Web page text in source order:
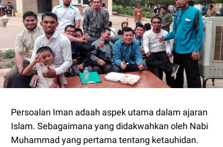
Persoalan Iman adaah aspek utama dalam ajaran
Islam. Sebagaimana yang didakwahkan oleh Nabi
Muhammad yang pertama tentang ketauhidan.